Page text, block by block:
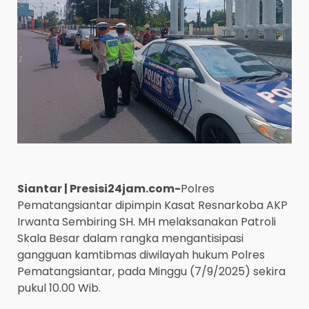
Siantar | Presisi24jam.com-Polres
Pematangsiantar dipimpin Kasat Resnarkoba AKP
Irwanta Sembiring SH. MH melaksanakan Patroli
Skala Besar dalam rangka mengantisipasi
gangguan kamtibmas diwilayah hukum Polres
Pematangsiantar, pada Minggu (7/9/2025) sekira
pukul 10.00 Wib.